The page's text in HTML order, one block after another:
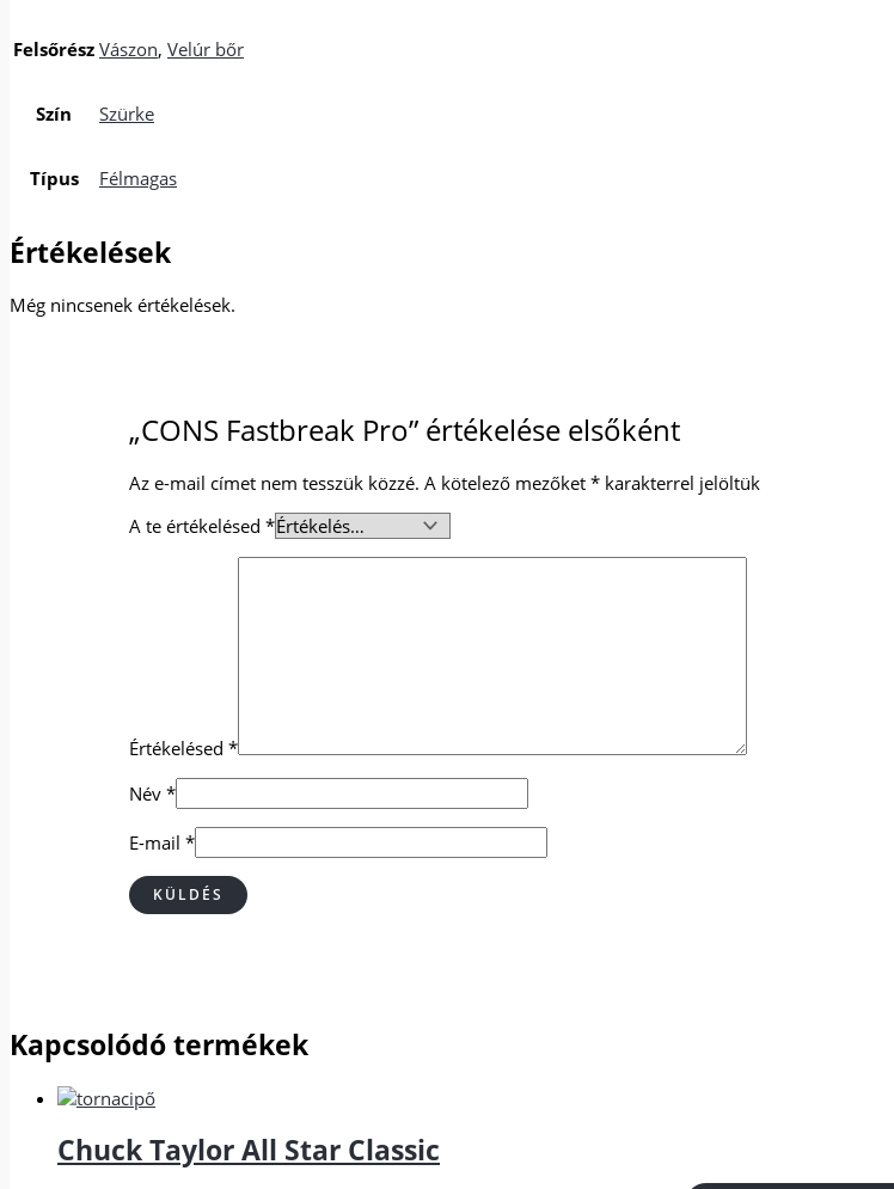
Felsőrész Vászon, Velúr bőr
Szín Szürke
Típus Félmagas
Értékelések
Még nincsenek értékelések.
„CONS Fastbreak Pro” értékelése elsőként
Az e-mail címet nem tesszük közzé. A kötelező mezőket* karakterrel jelöltük
A te értékelésed*
Értékelésed*
Név*
E-mail*
Kapcsolódó termékek
Chuck Taylor All Star Classic